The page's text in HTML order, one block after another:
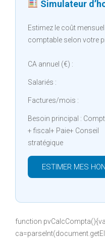
Simulateur
Estimez le coût
comptable selon votre
CA annuel (€) :
Salariés :
Factures/mois :
Besoin principal :
+ fiscal+ Paie+ Conseil
stratégique
ESTIMER MES
function